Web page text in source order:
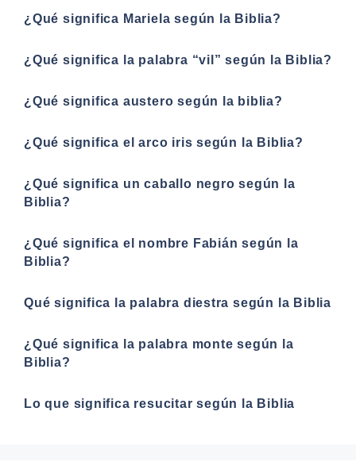
¿Qué significa Mariela según la Biblia?
¿Qué significa la palabra “vil” según la Biblia?
¿Qué significa austero según la biblia?
¿Qué significa el arco iris según la Biblia?
¿Qué significa un caballo negro según la
Biblia?
¿Qué significa el nombre Fabián según la
Biblia?
Qué significa la palabra diestra según la Biblia
¿Qué significa la palabra monte según la
Biblia?
Lo que significa resucitar según la Biblia